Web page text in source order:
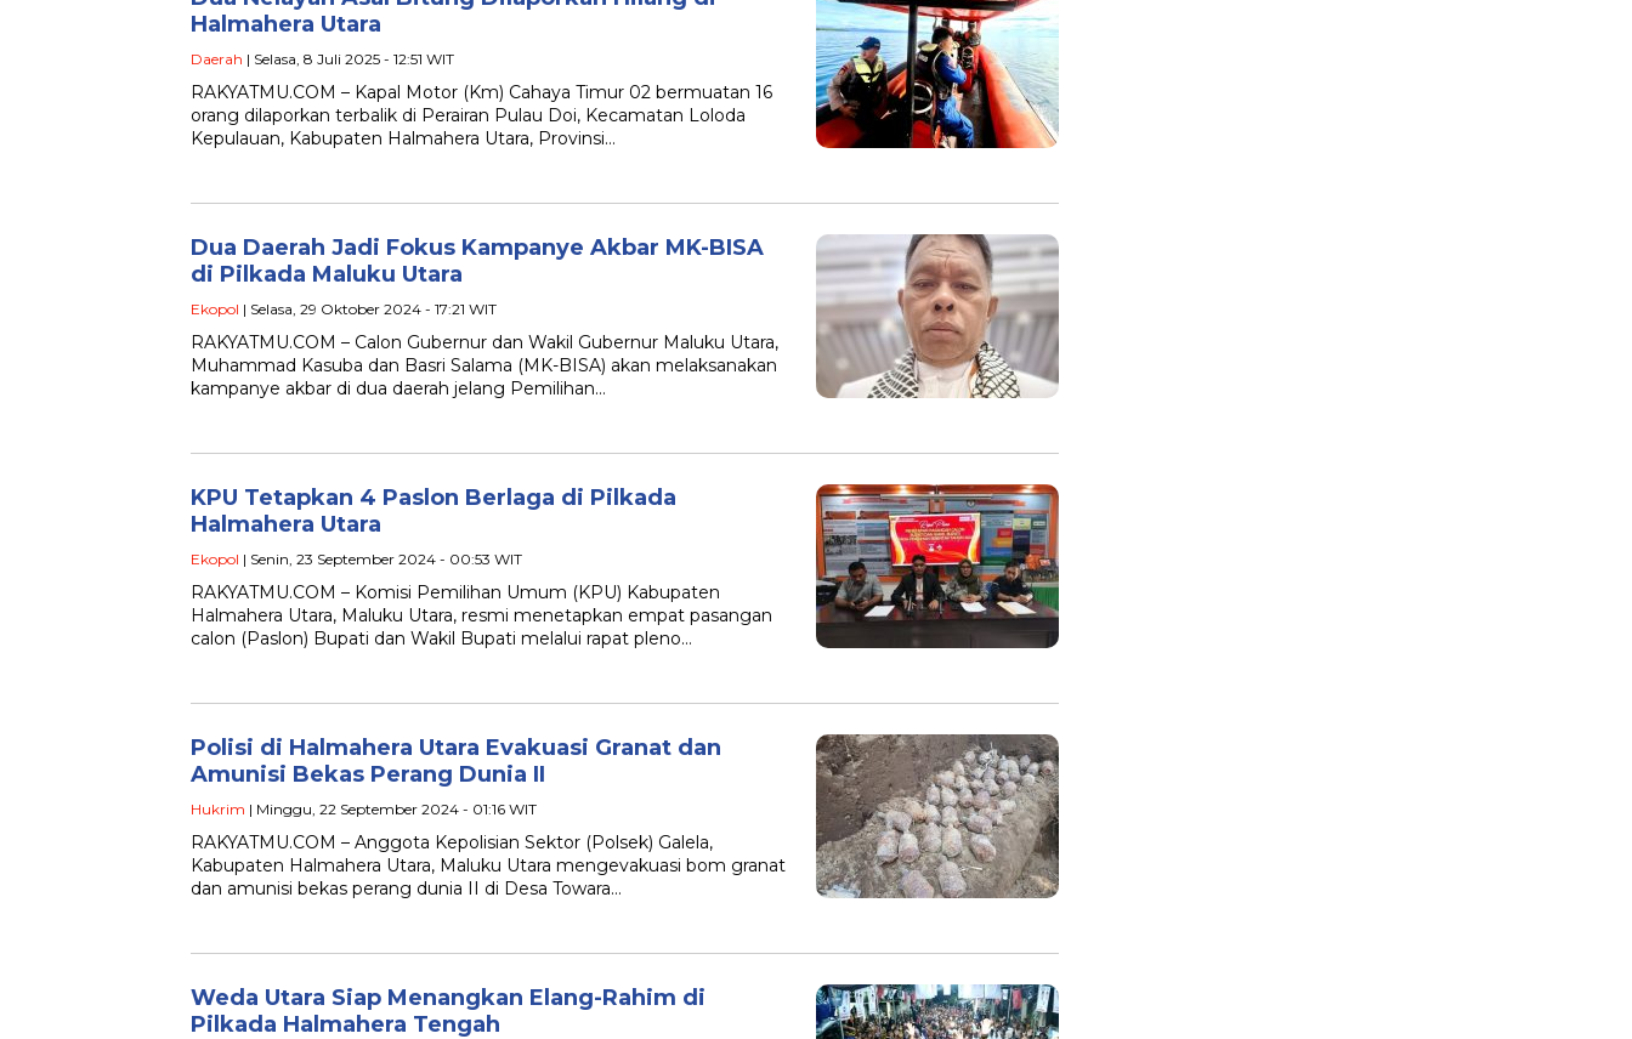
Halmahera Utara
Daerah | Selasa, 8 Juli 2025 - 12:51 WIT
RAKYATMU.COM – Kapal Motor (Km) Cahaya Timur 02 bermuatan 16
orang dilaporkan terbalik di Perairan Pulau Doi, Kecamatan Loloda
Kepulauan, Kabupaten Halmahera Utara, Provinsi…
Dua Daerah Jadi Fokus Kampanye Akbar MK-BISA
di Pilkada Maluku Utara
Ekopol | Selasa, 29 Oktober 2024 - 17:21 WIT
RAKYATMU.COM – Calon Gubernur dan Wakil Gubernur Maluku Utara,
Muhammad Kasuba dan Basri Salama (MK-BISA) akan melaksanakan
kampanye akbar di dua daerah jelang Pemilihan…
KPU Tetapkan 4 Paslon Berlaga di Pilkada
Halmahera Utara
Ekopol | Senin, 23 September 2024 - 00:53 WIT
RAKYATMU.COM – Komisi Pemilihan Umum (KPU) Kabupaten
Halmahera Utara, Maluku Utara, resmi menetapkan empat pasangan
calon (Paslon) Bupati dan Wakil Bupati melalui rapat pleno…
Polisi di Halmahera Utara Evakuasi Granat dan
Amunisi Bekas Perang Dunia II
Hukrim | Minggu, 22 September 2024 - 01:16 WIT
RAKYATMU.COM – Anggota Kepolisian Sektor (Polsek) Galela,
Kabupaten Halmahera Utara, Maluku Utara mengevakuasi bom granat
dan amunisi bekas perang dunia II di Desa Towara…
Weda Utara Siap Menangkan Elang-Rahim di
Pilkada Halmahera Tengah